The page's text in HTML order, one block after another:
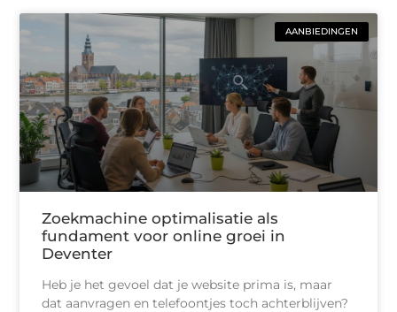
AANBIEDINGEN
Zoekmachine optimalisatie als
fundament voor online groei in
Deventer
Heb je het gevoel dat je website prima is, maar
dat aanvragen en telefoontjes toch achterblijven?